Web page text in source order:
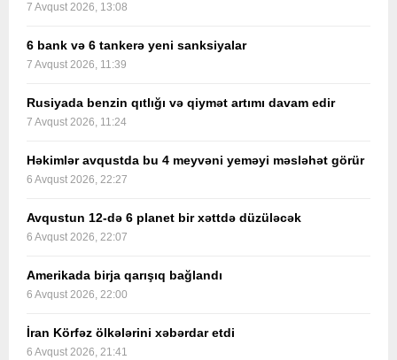
7 Avqust 2026, 13:08
6 bank və 6 tankerə yeni sanksiyalar
7 Avqust 2026, 11:39
Rusiyada benzin qıtlığı və qiymət artımı davam edir
7 Avqust 2026, 11:24
Həkimlər avqustda bu 4 meyvəni yeməyi məsləhət görür
6 Avqust 2026, 22:27
Avqustun 12-də 6 planet bir xəttdə düzüləcək
6 Avqust 2026, 22:07
Amerikada birja qarışıq bağlandı
6 Avqust 2026, 22:00
İran Körfəz ölkələrini xəbərdar etdi
6 Avqust 2026, 21:41